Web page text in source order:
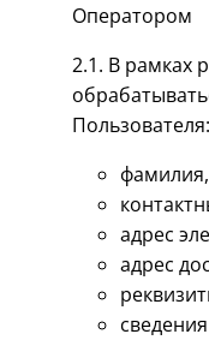
Оператором
2.1. В рамках
Пользователя:
адрес
адрес